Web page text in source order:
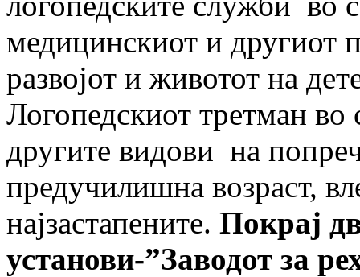
медицинскиот и другиот
развојот и животот на
Логопедскиот третман во
другите видови на
предучилишна возраст,
најзастапените. Покрај
установи-”Заводот за